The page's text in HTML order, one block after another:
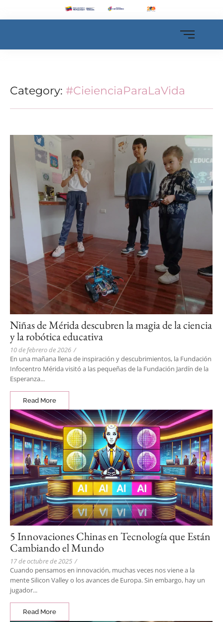
Category: #CieienciaParaLaVida
Niñas de Mérida descubren la magia de la ciencia
y la robótica educativa
10 de febrero de 2026 /
En una mañana llena de inspiración y descubrimientos, la Fundación
Infocentro Mérida visitó a las pequeñas de la Fundación Jardín de la
Esperanza...
Read More
5 Innovaciones Chinas en Tecnología que Están
Cambiando el Mundo
17 de octubre de 2025 /
Cuando pensamos en innovación, muchas veces nos viene a la
mente Silicon Valley o los avances de Europa. Sin embargo, hay un
jugador...
Read More